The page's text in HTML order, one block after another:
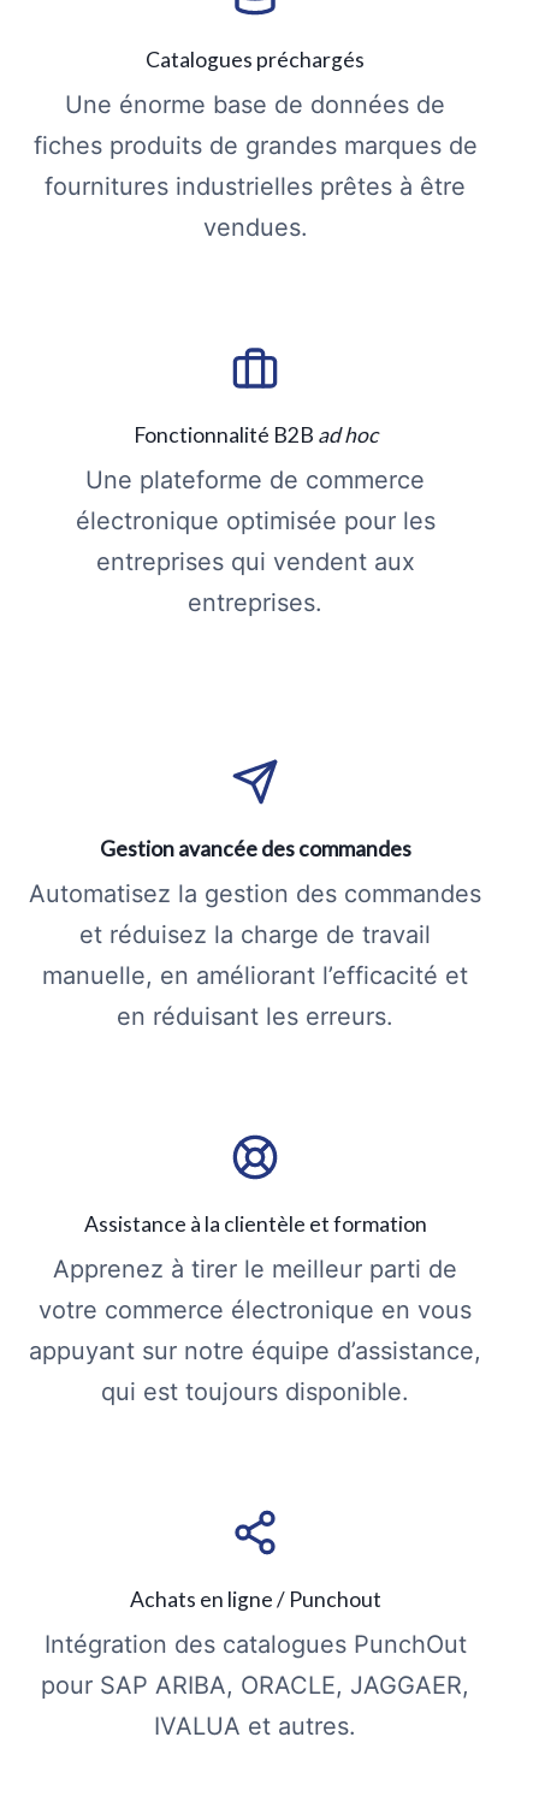
Catalogues préchargés
Une énorme base de données de
fiches produits de grandes marques de
fournitures industrielles prêtes à être
vendues.
Fonctionnalité B2B ad hoc
Une plateforme de commerce
électronique optimisée pour les
entreprises qui vendent aux
entreprises.
Gestion avancée des commandes
Automatisez la gestion des commandes
et réduisez la charge de travail
manuelle, en améliorant l’efficacité et
en réduisant les erreurs.
Assistance à la clientèle et formation
Apprenez à tirer le meilleur parti de
votre commerce électronique en vous
appuyant sur notre équipe d’assistance,
qui est toujours disponible.
Achats en ligne / Punchout
Intégration des catalogues PunchOut
pour SAP ARIBA, ORACLE, JAGGAER,
IVALUA et autres.